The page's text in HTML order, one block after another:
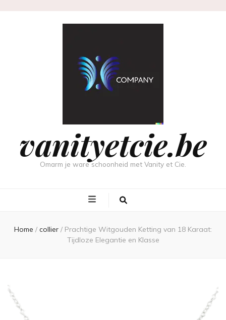
vanityetcie.be
Omarm je ware schoonheid met Vanity et Cie.
Home / collier / Prachtige Witgouden Ketting van 18 Karaat:
Tijdloze Elegantie en Klasse